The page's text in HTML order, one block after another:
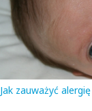
Jak zauważyć